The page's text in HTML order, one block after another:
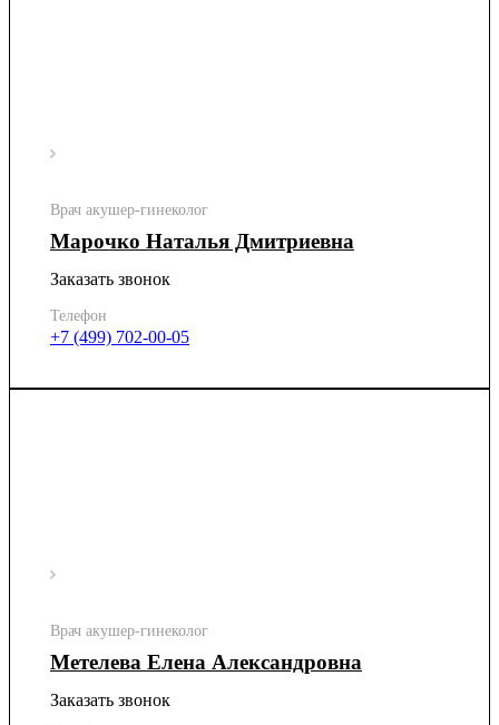
Врач акушер-гинеколог
Марочко Наталья Дмитриевна
Заказать звонок
Телефон
+7 (499) 702-00-05
Врач акушер-гинеколог
Метелева Елена Александровна
Заказать звонок